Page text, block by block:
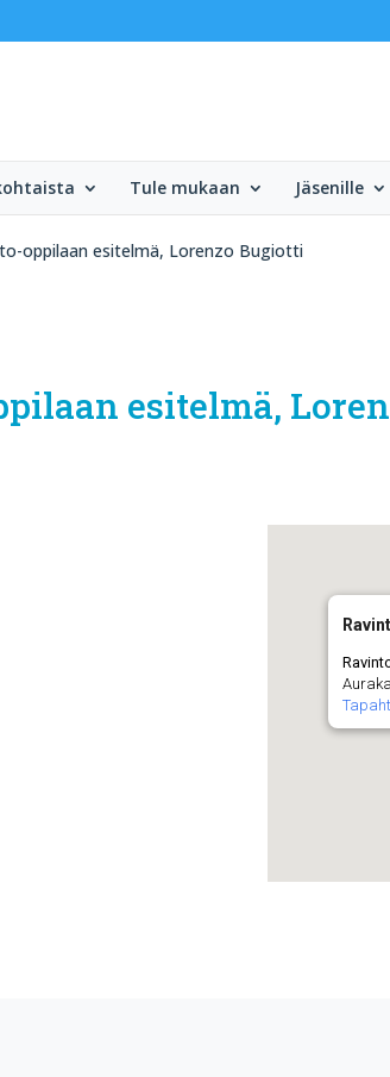
Tule mukaan Jäsenille
oppilaan esitelmä, Lorenzo Bugiotti
esitelmä,